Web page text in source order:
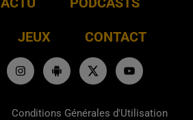
JEUX CONTACT
Conditions Générales d'Utilisation